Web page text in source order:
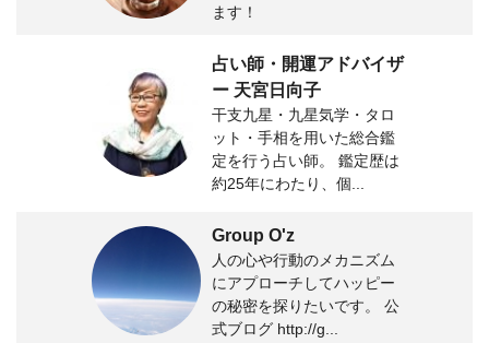
ます！
占い師・開運アドバイザ
ー 天宮日向子
干支九星・九星気学・タロ
ット・手相を用いた総合鑑
定を行う占い師。 鑑定歴は
約25年にわたり、個...
Group O'z
人の心や行動のメカニズム
にアプローチしてハッピー
の秘密を探りたいです。 公
式ブログ http://g...